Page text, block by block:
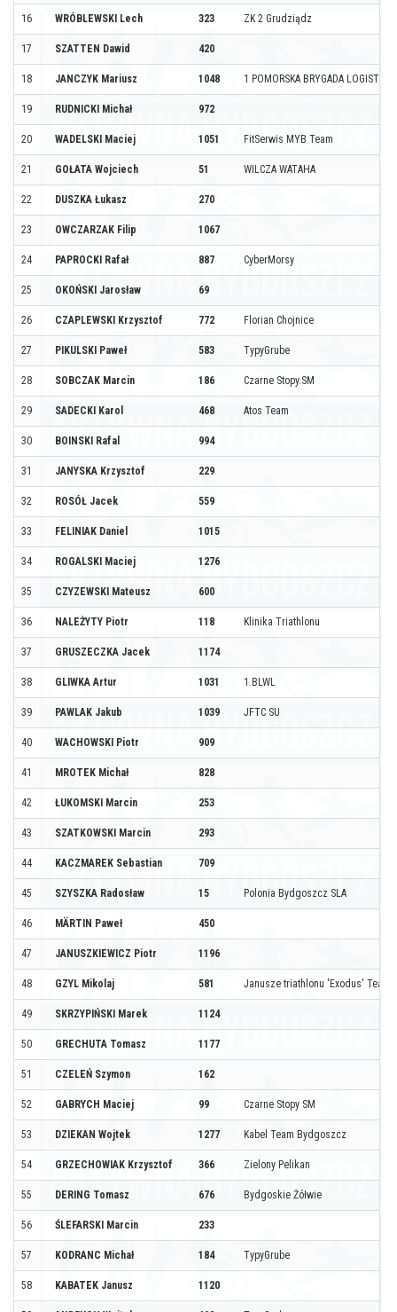
16 WRÓBLEWSKI Lech 323 ZK 2 Grudziądz
17 SZATTEN Dawid 420
18 JANCZYK Mariusz 1048 1 POMORSKA BRYGADA
19 RUDNICKI Michał 972
20 WADELSKI Maciej 1051 FitSerwis MYB Team
21 GOŁATA Wojciech 51 WILCZA WATAHA
22 DUSZKA Łukasz 270
23 OWCZARZAK Filip 1067
24 PAPROCKI Rafał 887 CyberMorsy
25 OKOŃSKI Jarosław 69
26 CZAPLEWSKI Krzysztof 772 Florian Chojnice
27 PIKULSKI Paweł 583 TypyGrube
28 SOBCZAK Marcin 186 Czarne Stopy.SM
29 SADECKI Karol 468 Atos Team
30 BOINSKI Rafal 994
31 JANYSKA Krzysztof 229
32 ROSÓŁ Jacek 559
33 FELINIAK Daniel 1015
34 ROGALSKI Maciej 1276
35 CZYZEWSKI Mateusz 600
36 NALEŻYTY Piotr 118 Klinika Triathlonu
37 GRUSZECZKA Jacek 1174
38 GLIWKA Artur 1031 1.BLWL
39 PAWLAK Jakub 1039 JFTC SU
40 WACHOWSKI Piotr 909
41 MROTEK Michał 828
42 ŁUKOMSKI Marcin 253
43 SZATKOWSKI Marcin 293
44 KACZMAREK Sebastian 709
45 SZYSZKA Radosław 15 Polonia Bydgoszcz SLA
46 MÄRTIN Paweł 450
47 JANUSZKIEWICZ Piotr 1196
48 GZYL Mikolaj 581 Janusze triathlonu 'Exodus' Team
49 SKRZYPIŃSKI Marek 1124
50 GRECHUTA Tomasz 1177
51 CZELEŃ Szymon 162
52 GABRYCH Maciej 99 Czarne Stopy SM
53 DZIEKAN Wojtek 1277 Kabel Team Bydgoszcz
54 GRZECHOWIAK Krzysztof 366 Zielony Pelikan
55 DERING Tomasz 676 Bydgoskie Żółwie
56 ŚLEFARSKI Marcin 233
57 KODRANC Michał 184 TypyGrube
58 KABATEK Janusz 1120